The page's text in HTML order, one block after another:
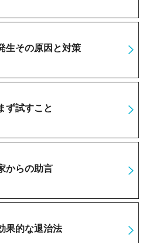
生その原因と対策
ず試すこと
からの助言
果的な退治法